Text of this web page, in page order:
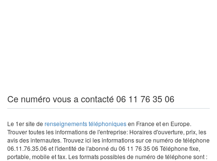
Ce numéro vous a contacté 06 11 76 35 06
Le 1er site de renseignements téléphoniquesen France et en Europe.
Trouver toutes les informations de l'entreprise: Horaires d'ouverture, prix, les
avis des internautes. Trouvez ici les informations sur ce numéro de téléphone
06.11.76.35.06 et l'identité de l'abonné du 06 11 76 35 06 Téléphone fixe,
portable, mobile et fax. Les formats possibles de numéro de téléphone sont :